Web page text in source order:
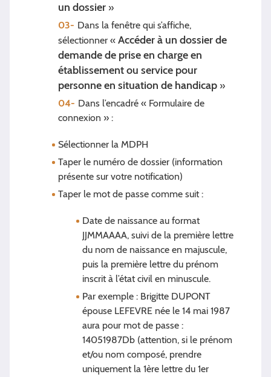
un dossier »
Dans la fenêtre qui s’affiche,
sélectionner « Accéder à un dossier de
demande de prise en charge en
établissement ou service pour
personne en situation de handicap »
Dans l’encadré « Formulaire de
connexion » :
Sélectionner la MDPH
Taper le numéro de dossier (information
présente sur votre notification)
Taper le mot de passe comme suit :
Date de naissance au format
JJMMAAAA, suivi de la première lettre
du nom de naissance en majuscule,
puis la première lettre du prénom
inscrit à l’état civil en minuscule.
Par exemple : Brigitte DUPONT
épouse LEFEVRE née le 14 mai 1987
aura pour mot de passe :
14051987Db (attention, si le prénom
et/ou nom composé, prendre
uniquement la 1ère lettre du 1er